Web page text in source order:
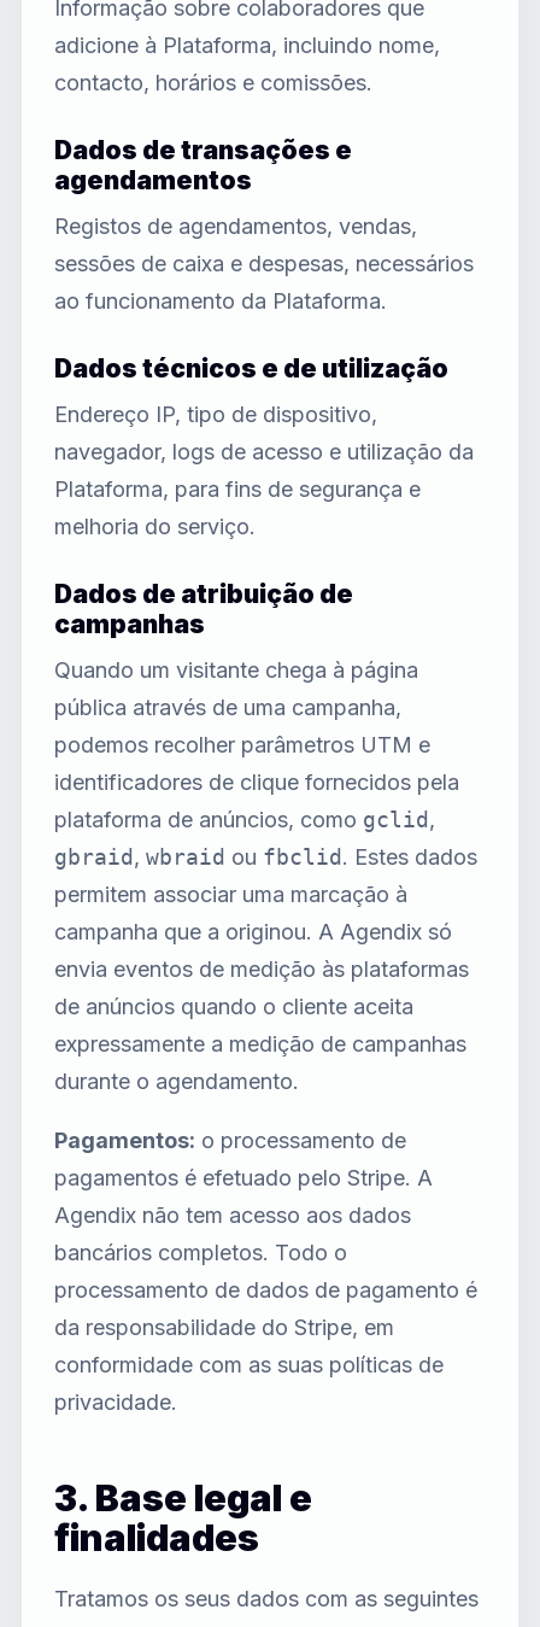
Informação sobre colaboradores que
adicione à Plataforma, incluindo nome,
contacto, horários e comissões.
Dados de transações e
agendamentos
Registos de agendamentos, vendas,
sessões de caixa e despesas, necessários
ao funcionamento da Plataforma.
Dados técnicos e de utilização
Endereço IP, tipo de dispositivo,
navegador, logs de acesso e utilização da
Plataforma, para fins de segurança e
melhoria do serviço.
Dados de atribuição de
campanhas
Quando um visitante chega à página
pública através de uma campanha,
podemos recolher parâmetros UTM e
identificadores de clique fornecidos pela
plataforma de anúncios, como gclid,
gbraid, wbraid ou fbclid. Estes dados
permitem associar uma marcação à
campanha que a originou. A Agendix só
envia eventos de medição às plataformas
de anúncios quando o cliente aceita
expressamente a medição de campanhas
durante o agendamento.
Pagamentos: o processamento de
pagamentos é efetuado pelo Stripe. A
Agendix não tem acesso aos dados
bancários completos. Todo o
processamento de dados de pagamento é
da responsabilidade do Stripe, em
conformidade com as suas políticas de
privacidade.
3. Base legal e
finalidades
Tratamos os seus dados com as seguintes